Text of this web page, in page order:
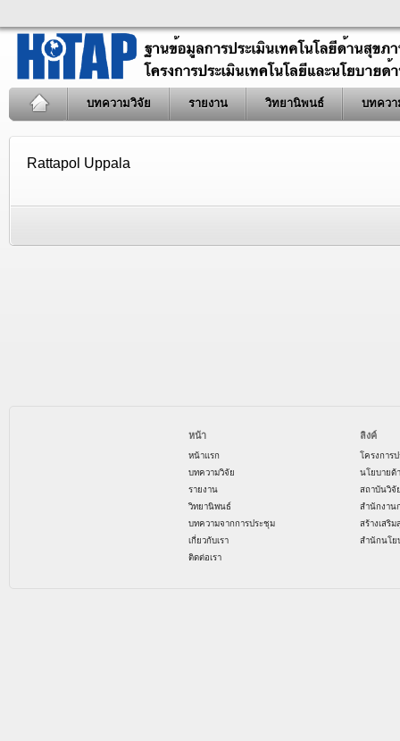
บทความวิจัย รายงาน วิทยานิพนธ์ บทควา
Rattapol Uppala
หน้า
หน้าแรก
บทความวิจัย
รายงาน
วิทยานิพนธ์
บทความจากการประชุม
เกี่ยวกับเรา
ติดต่อเรา
ลิงค์
โครงการ
นโยบายด้
สถาบันวิจั
สำนักงาน
สร้างเสริ
สำนักนโย